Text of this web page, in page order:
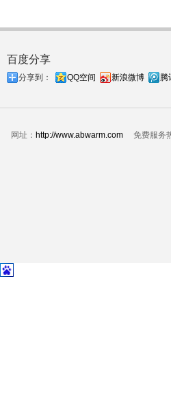
百度分享
分享到： QQ空间 新浪微博 腾
网址： http://www.abwarm.com免费服务热